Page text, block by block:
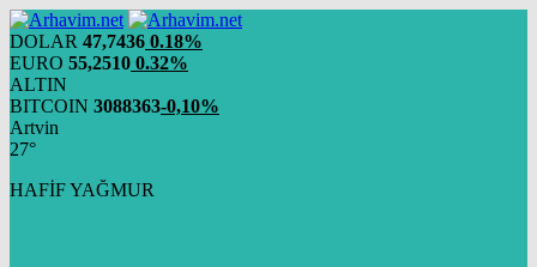
DOLAR 47,7436 0.18%
EURO 55,2510 0.32%
ALTIN
BITCOIN 3088363-0,10%
Artvin
27°
HAFİF YAĞMUR